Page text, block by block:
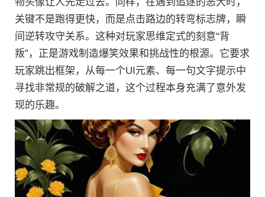
关键不是跑得更快，而是点击路边的转弯标志牌，瞬
间逆转攻守关系。这种对玩家思维定式的刻意“背
叛”，正是游戏制造爆笑效果和挑战性的根源。它要求
玩家跳出框架，从每一个UI元素、每一句文字提示中
寻找非常规的破解之道，这个过程本身充满了意外发
现的乐趣。